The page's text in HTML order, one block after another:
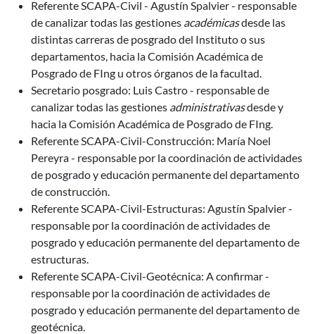
Referente SCAPA-Civil - Agustín Spalvier - responsable
de canalizar todas las gestiones académicasdesde las
distintas carreras de posgrado del Instituto o sus
departamentos, hacia la Comisión Académica de
Posgrado de FIng u otros órganos de la facultad.
Secretario posgrado: Luis Castro - responsable de
canalizar todas las gestiones administrativasdesde y
hacia la Comisión Académica de Posgrado de FIng.
Referente SCAPA-Civil-Construcción: María Noel
Pereyra - responsable por la coordinación de actividades
de posgrado y educación permanente del departamento
de construcción.
Referente SCAPA-Civil-Estructuras: Agustín Spalvier -
responsable por la coordinación de actividades de
posgrado y educación permanente del departamento de
estructuras.
Referente SCAPA-Civil-Geotécnica: A confirmar -
responsable por la coordinación de actividades de
posgrado y educación permanente del departamento de
geotécnica.